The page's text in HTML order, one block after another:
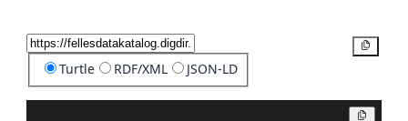
Turtle RDF/XML JSON-LD